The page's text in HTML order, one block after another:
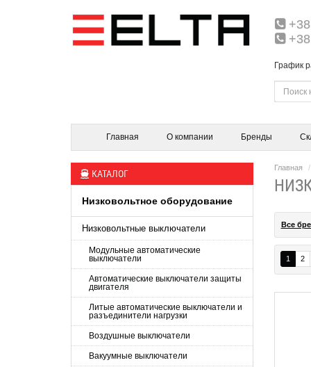
График
Главная О компании Бренды
КАТАЛОГ
Низковольтное оборудование
Низковольтные выключатели
Модульные автоматические
выключатели
Автоматические выключатели защиты
двигателя
Литые автоматические выключатели и
разъединители нагрузки
Воздушные выключатели
Вакуумные выключатели
Главная
Все
1 2